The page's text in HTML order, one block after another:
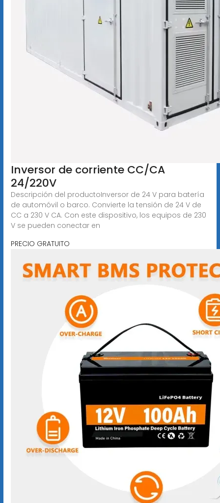
Inversor de corriente CC/CA
24/220V
Descripción del productoInversor de 24 V para batería
de automóvil o barco. Convierte la tensión de 24 V de
CC a 230 V CA. Con este dispositivo, los equipos de 230
V se pueden conectar en
PRECIO GRATUITO